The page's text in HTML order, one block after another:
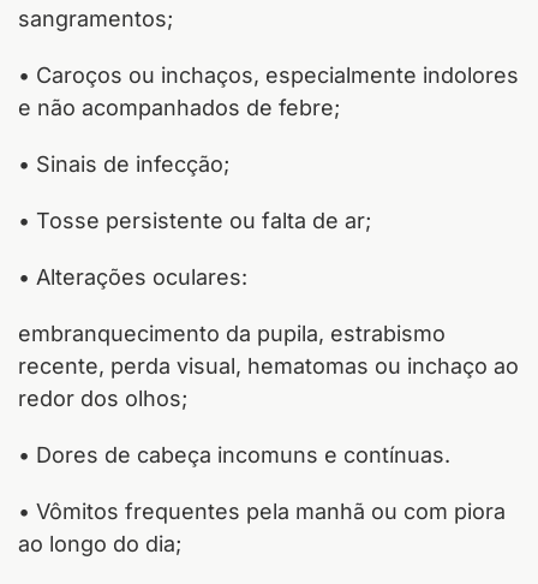
sangramentos;
• Caroços ou inchaços, especialmente indolores
e não acompanhados de febre;
• Sinais de infecção;
• Tosse persistente ou falta de ar;
• Alterações oculares:
embranquecimento da pupila, estrabismo
recente, perda visual, hematomas ou inchaço ao
redor dos olhos;
• Dores de cabeça incomuns e contínuas.
• Vômitos frequentes pela manhã ou com piora
ao longo do dia;